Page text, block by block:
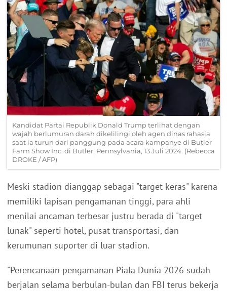
Kandidat Partai Republik Donald Trump terlihat dengan
wajah berlumuran darah dikelilingi oleh agen dinas rahasia
saat ia turun dari panggung pada acara kampanye di Butler
Farm Show Inc. di Butler, Pennsylvania, 13 Juli 2024. (Rebecca
DROKE / AFP)
Meski stadion dianggap sebagai "target keras" karena
memiliki lapisan pengamanan tinggi, para ahli
menilai ancaman terbesar justru berada di "target
lunak" seperti hotel, pusat transportasi, dan
kerumunan suporter di luar stadion.
"Perencanaan pengamanan Piala Dunia 2026 sudah
berjalan selama berbulan-bulan dan FBI terus bekerja